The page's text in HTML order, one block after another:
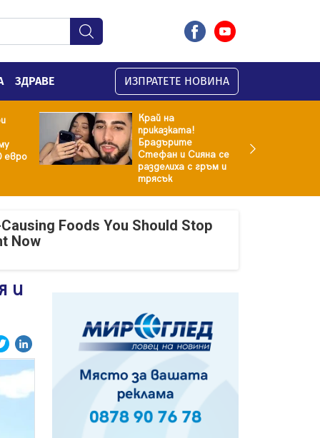
ЗДРАВЕ ИЗПРАТЕТЕ НОВИНА
евро
Край на
приказката!
Брадърите
Стефан и Сияна се
разделиха с гръм и
трясък
Foods You Should Stop
Now
и